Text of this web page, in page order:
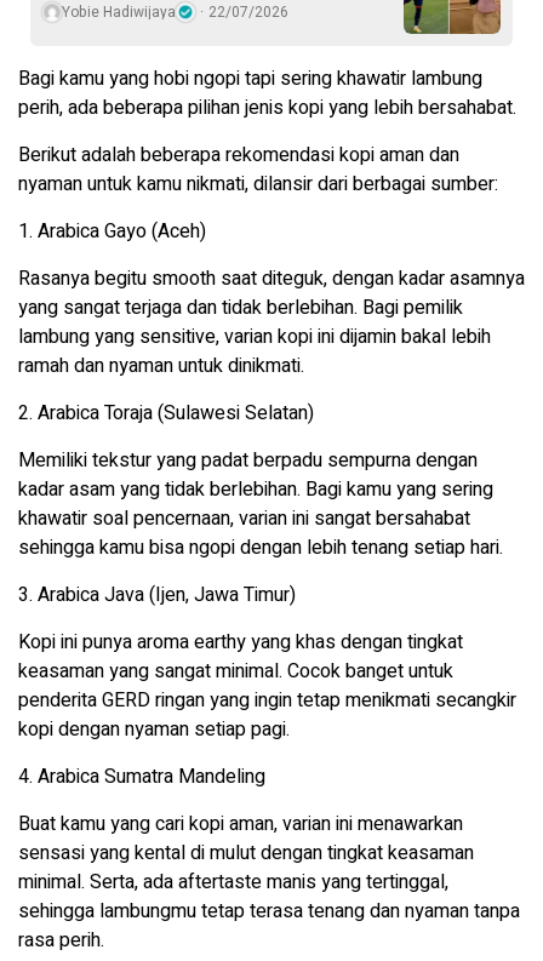
Yobie Hadiwijaya 22/07/2026
Bagi kamu yang hobi ngopi tapi sering khawatir lambung
perih, ada beberapa pilihan jenis kopi yang lebih bersahabat.
Berikut adalah beberapa rekomendasi kopi aman dan
nyaman untuk kamu nikmati, dilansir dari berbagai sumber:
1. Arabica Gayo (Aceh)
Rasanya begitu smooth saat diteguk, dengan kadar asamnya
yang sangat terjaga dan tidak berlebihan. Bagi pemilik
lambung yang sensitive, varian kopi ini dijamin bakal lebih
ramah dan nyaman untuk dinikmati.
2. Arabica Toraja (Sulawesi Selatan)
Memiliki tekstur yang padat berpadu sempurna dengan
kadar asam yang tidak berlebihan. Bagi kamu yang sering
khawatir soal pencernaan, varian ini sangat bersahabat
sehingga kamu bisa ngopi dengan lebih tenang setiap hari.
3. Arabica Java (Ijen, Jawa Timur)
Kopi ini punya aroma earthy yang khas dengan tingkat
keasaman yang sangat minimal. Cocok banget untuk
penderita GERD ringan yang ingin tetap menikmati secangkir
kopi dengan nyaman setiap pagi.
4. Arabica Sumatra Mandeling
Buat kamu yang cari kopi aman, varian ini menawarkan
sensasi yang kental di mulut dengan tingkat keasaman
minimal. Serta, ada aftertaste manis yang tertinggal,
sehingga lambungmu tetap terasa tenang dan nyaman tanpa
rasa perih.